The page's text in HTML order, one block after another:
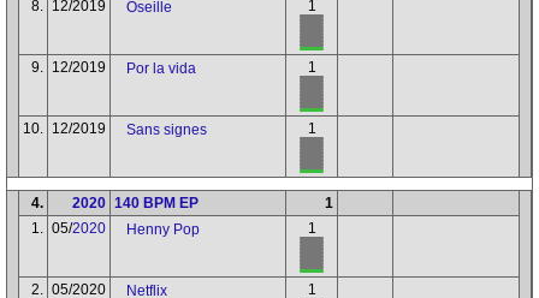
8. 12/2019 Oseille 1
9. 12/2019 Por la vida 1
10. 12/2019 Sans signes 1
4. 2020 140 BPM EP
1
1. 05/2020 Henny Pop 1
2. 05/2020 Netflix 1